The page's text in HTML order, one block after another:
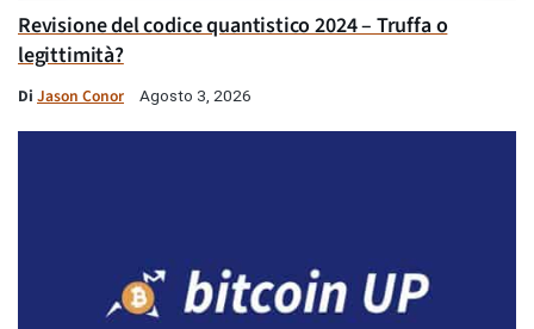
Revisione del codice quantistico 2024 – Truffa o
legittimità?
Di Jason Conor Agosto 3, 2026